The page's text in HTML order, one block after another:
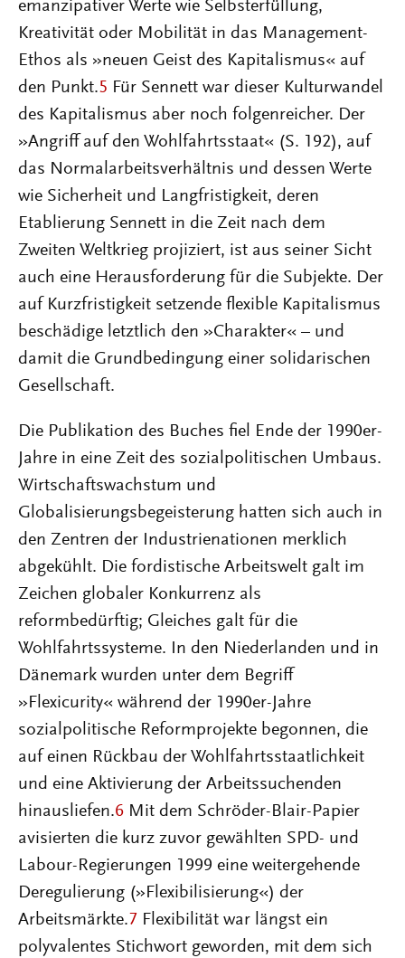
emanzipativer Werte wie Selbsterfüllung,
Kreativität oder Mobilität in das Management-
Ethos als »neuen Geist des Kapitalismus« auf
den Punkt.5 Für Sennett war dieser Kulturwandel
des Kapitalismus aber noch folgenreicher. Der
»Angriff auf den Wohlfahrtsstaat« (S. 192), auf
das Normalarbeitsverhältnis und dessen Werte
wie Sicherheit und Langfristigkeit, deren
Etablierung Sennett in die Zeit nach dem
Zweiten Weltkrieg projiziert, ist aus seiner Sicht
auch eine Herausforderung für die Subjekte. Der
auf Kurzfristigkeit setzende flexible Kapitalismus
beschädige letztlich den »Charakter« – und
damit die Grundbedingung einer solidarischen
Gesellschaft.
Die Publikation des Buches fiel Ende der 1990er-
Jahre in eine Zeit des sozialpolitischen Umbaus.
Wirtschaftswachstum und
Globalisierungsbegeisterung hatten sich auch in
den Zentren der Industrienationen merklich
abgekühlt. Die fordistische Arbeitswelt galt im
Zeichen globaler Konkurrenz als
reformbedürftig; Gleiches galt für die
Wohlfahrtssysteme. In den Niederlanden und in
Dänemark wurden unter dem Begriff
»Flexicurity« während der 1990er-Jahre
sozialpolitische Reformprojekte begonnen, die
auf einen Rückbau der Wohlfahrtsstaatlichkeit
und eine Aktivierung der Arbeitssuchenden
hinausliefen.6 Mit dem Schröder-Blair-Papier
avisierten die kurz zuvor gewählten SPD- und
Labour-Regierungen 1999 eine weitergehende
Deregulierung (»Flexibilisierung«) der
Arbeitsmärkte.7 Flexibilität war längst ein
polyvalentes Stichwort geworden, mit dem sich